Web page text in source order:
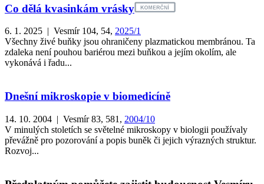
Co dělá kvasinkám vrásky
6. 1. 2025 | Vesmír 104, 54, 2025/1
Všechny živé buňky jsou ohraničeny plazmatickou membránou. Ta
zdaleka není pouhou bariérou mezi buňkou a jejím okolím, ale
vykonává i řadu...
Dnešní mikroskopie v biomedicíně
14. 10. 2004 | Vesmír 83, 581, 2004/10
V minulých stoletích se světelné mikroskopy v biologii používaly
převážně pro pozorování a popis buněk či jejich výrazných struktur.
Rozvoj...